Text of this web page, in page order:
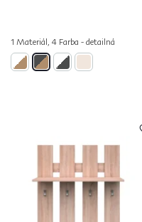
1 Materiál, 4 Farba - detailná